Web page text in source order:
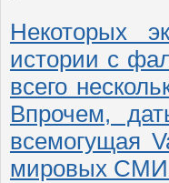
Некоторых
истории с
всего
Впрочем,
всемогущая
мировых